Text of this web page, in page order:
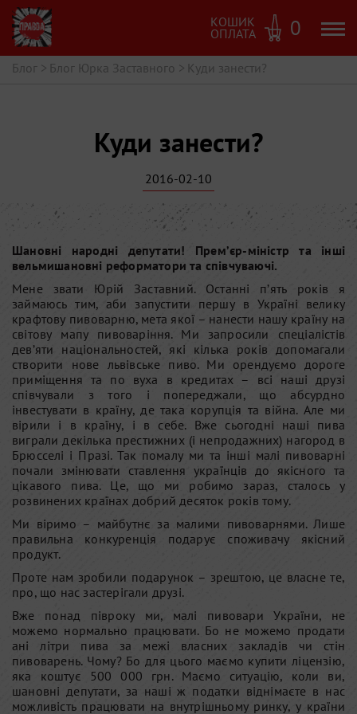
КОШИК
ОПЛАТА 0
Блог > Блог Юрка Заставного > Куди занести?
Куди занести?
2016-02-10
Шановні народні депутати! Прем’єр-міністр та інші
вельмишановні реформатори та співчуваючі.
Мене звати Юрій Заставний. Останні п’ять років я
займаюсь тим, аби запустити першу в Україні велику
крафтову пивоварню, мета якої – нанести нашу країну на
світову мапу пивоваріння. Ми запросили спеціалістів
дев’яти національностей, які кілька років допомагали
створити нове львівське пиво. Ми орендуємо дороге
приміщення та по вуха в кредитах – всі наші друзі
співчували з того і попереджали, що абсурдно
інвестувати в країну, де така корупція та війна. Але ми
вірили і в країну, і в себе. Вже сьогодні наші пива
виграли декілька престижних (і непродажних) нагород в
Брюсселі і Празі. Так помалу ми та інші малі пивоварні
почали змінювати ставлення українців до якісного та
цікавого пива. Це, що ми робимо зараз, сталось у
розвинених країнах добрий десяток років тому.
Ми віримо – майбутнє за малими пивоварнями. Лише
правильна конкуренція подарує споживачу якісний
продукт.
Проте нам зробили подарунок – зрештою, це власне те,
про, що нас застерігали друзі.
Вже понад півроку ми, малі пивовари України, не
можемо нормально працювати. Бо не можемо продати
ані літри пива за межі власних закладів чи стін
пивоварень. Чому? Бо для цього маємо купити ліцензію,
яка коштує 500 000 грн. Маємо ситуацію, коли ви,
шановні депутати, за наші ж податки віднімаєте в нас
можливість працювати на внутрішньому ринку, у країни